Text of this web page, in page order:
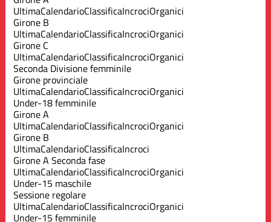
UltimaCalendarioClassificaIncrociOrganici
Girone B
UltimaCalendarioClassificaIncrociOrganici
Girone C
UltimaCalendarioClassificaIncrociOrganici
Seconda Divisione femminile
Girone provinciale
UltimaCalendarioClassificaIncrociOrganici
Under-18 femminile
Girone A
UltimaCalendarioClassificaIncrociOrganici
Girone B
UltimaCalendarioClassificaIncroci
Girone A Seconda fase
UltimaCalendarioClassificaIncrociOrganici
Under-15 maschile
Sessione regolare
UltimaCalendarioClassificaIncrociOrganici
Under-15 femminile